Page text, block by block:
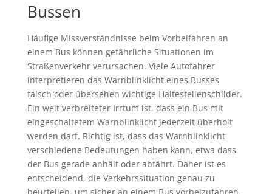
Bussen
Häufige Missverständnisse beim Vorbeifahren an
einem Bus können gefährliche Situationen im
Straßenverkehr verursachen. Viele Autofahrer
interpretieren das Warnblinklicht eines Busses
falsch oder übersehen wichtige Haltestellenschilder.
Ein weit verbreiteter Irrtum ist, dass ein Bus mit
eingeschaltetem Warnblinklicht jederzeit überholt
werden darf. Richtig ist, dass das Warnblinklicht
verschiedene Bedeutungen haben kann, etwa dass
der Bus gerade anhält oder abfährt. Daher ist es
entscheidend, die Verkehrssituation genau zu